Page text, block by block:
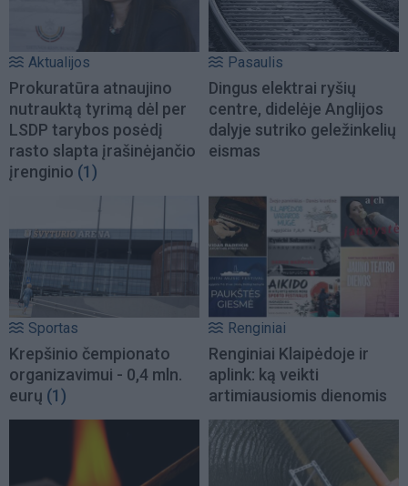
Aktualijos
Prokuratūra atnaujino
nutrauktą tyrimą dėl per
LSDP tarybos posėdį
rasto slapta įrašinėjančio
įrenginio (1)
Pasaulis
Dingus elektrai ryšių
centre, didelėje Anglijos
dalyje sutriko geležinkelių
eismas
Sportas
Krepšinio čempionato
organizavimui - 0,4 mln.
eurų (1)
Renginiai
Renginiai Klaipėdoje ir
aplink: ką veikti
artimiausiomis dienomis